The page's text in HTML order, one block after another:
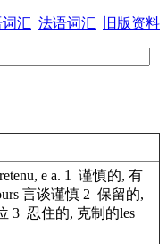
汇 法语词汇 旧版资料
e a. 1 谨慎的, 有
言谈谨慎 2 保留的,
3 忍住的, 克制的les